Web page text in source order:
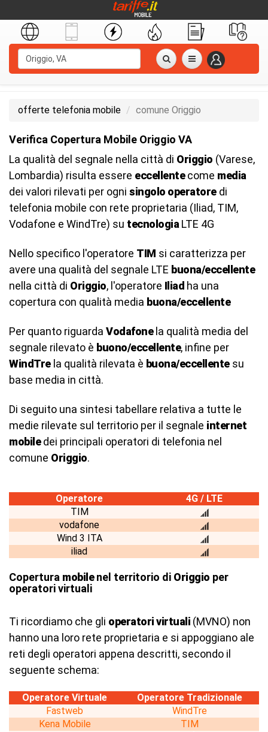
offerte telefonia mobile comune Origgio
Verifica Copertura Mobile Origgio VA
La qualità del segnale nella città di Origgio (Varese,
Lombardia) risulta essere eccellentecome media
dei valori rilevati per ogni singolo operatoredi
telefonia mobile con rete proprietaria (Iliad, TIM,
Vodafone e WindTre) su tecnologia LTE 4G
Nello specifico l'operatore TIM si caratterizza per
avere una qualità del segnale LTE buona/eccellente
nella città di Origgio, l'operatore Iliad ha una
copertura con qualità media buona/eccellente
Per quanto riguarda Vodafonela qualità media del
segnale rilevato è buono/eccellente, infine per
WindTrela qualità rilevata è buona/eccellentesu
base media in città.
Di seguito una sintesi tabellare relativa a tutte le
medie rilevate sul territorio per il segnale internet
mobiledei principali operatori di telefonia nel
comune Origgio.
Operatore
4G / LTE
TIM
vodafone
Wind 3 ITA
iliad
Copertura mobilenel territorio di Origgio per
operatori virtuali
Ti ricordiamo che gli operatori virtuali (MVNO) non
hanno una loro rete proprietaria e si appoggiano ale
reti degli operatori appena descritti, secondo il
seguente schema:
Operatore Virtuale
Operatore Tradizionale
Fastweb
WindTre
Kena Mobile
TIM